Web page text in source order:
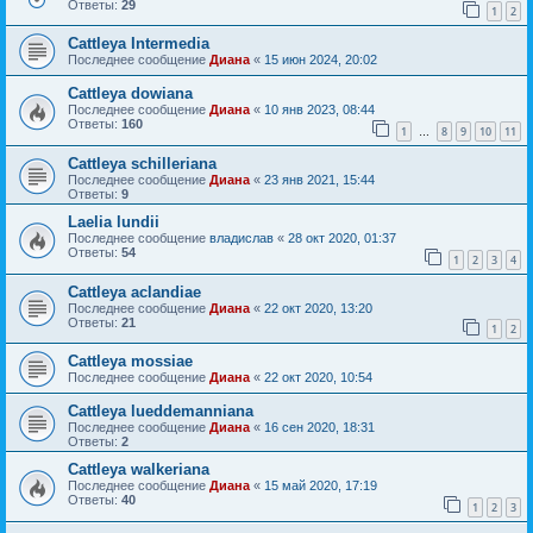
Ответы: 29 1 2
Cattleya Intermedia
Последнее сообщение Диана « 15 июн 2024, 20:02
Cattleya dowiana
Последнее сообщение Диана « 10 янв 2023, 08:44
Ответы: 160 1 … 8 9 10 11
Cattleya schilleriana
Последнее сообщение Диана « 23 янв 2021, 15:44
Ответы: 9
Laelia lundii
Последнее сообщение владислав « 28 окт 2020, 01:37
Ответы: 54 1 2 3 4
Сattleya aclandiae
Последнее сообщение Диана « 22 окт 2020, 13:20
Ответы: 21 1 2
Cattleya mossiae
Последнее сообщение Диана « 22 окт 2020, 10:54
Cattleya lueddemanniana
Последнее сообщение Диана « 16 сен 2020, 18:31
Ответы: 2
Cattleya walkeriana
Последнее сообщение Диана « 15 май 2020, 17:19
Ответы: 40 1 2 3